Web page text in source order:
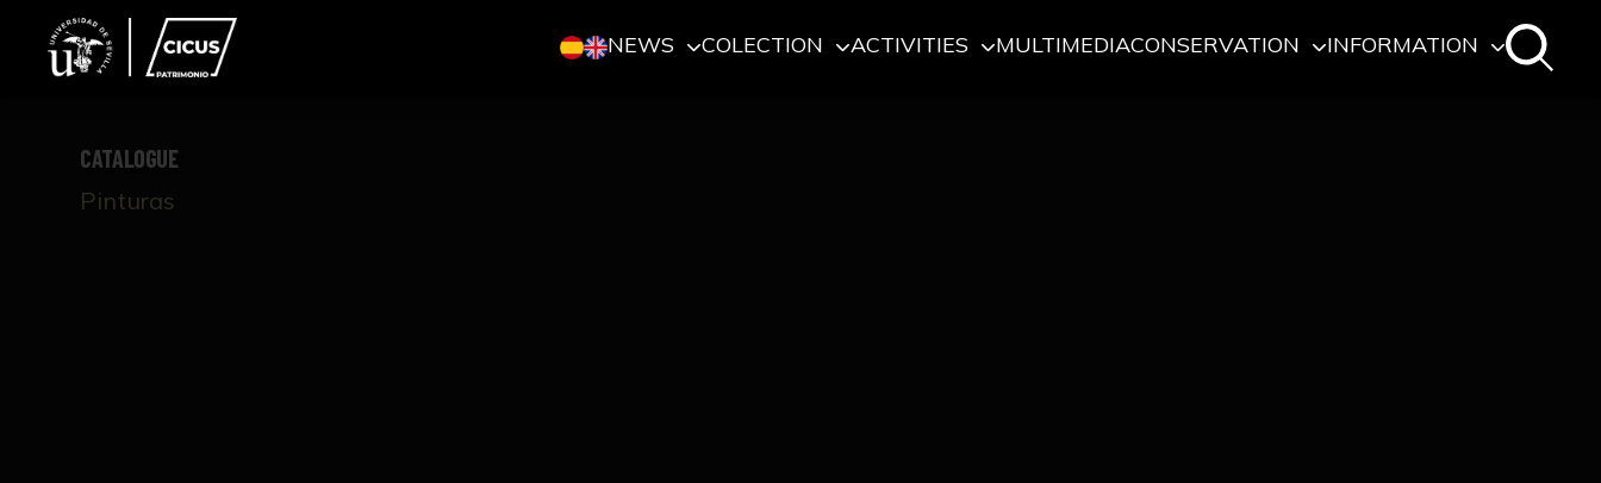
NEWS COLECTION ACTIVITIES MULTIMEDIACONSERVATION INFORMATION
CATALOGUE
Pinturas